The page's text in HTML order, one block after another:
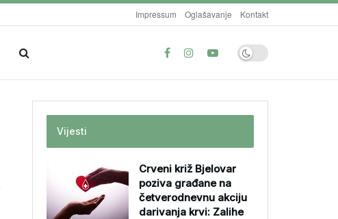
Impressum Oglašavanje Kontakt
Vijesti
Crveni križ Bjelovar
poziva građane na
četverodnevnu akciju
darivanja krvi: Zalihe